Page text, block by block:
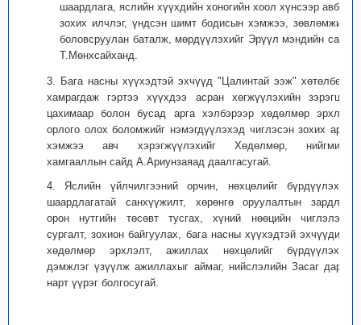
шаардлага, яслийн хүүхдийн хоногийн хоол хүнсээр авбал
зохих илчлэг, үндсэн шимт бодисын хэмжээ, зөвлөмжийг
боловсруулан баталж, мөрдүүлэхийг Эрүүл мэндийн сайд
Т.Мөнхсайханд.
3. Бага насны хүүхэдтэй эхчүүд "Цалинтай ээж" хөтөлбөрт
хамрагдаж гэртээ хүүхдээ асран хөгжүүлэхийн зэрэгцээ
цахимаар болон бусад арга хэлбэрээр хөдөлмөр эрхлэн
орлого олох боломжийг нэмэгдүүлэхэд чиглэсэн зохих арга
хэмжээ авч хэрэгжүүлэхийг Хөдөлмөр, нийгмийн
хамгааллын сайд А.Ариунзаяад даалгасугай.
4. Яслийн үйлчилгээний орчин, нөхцөлийг бүрдүүлэхэд
шаардлагатай санхүүжилт, хөрөнгө оруулалтын зардлыг
орон нутгийн төсөвт тусгах, хүний нөөцийн чиглэлээр
сургалт, зохион байгуулах, бага насны хүүхэдтэй эхчүүдийн
хөдөлмөр эрхлэлт, ажиллах нөхцөлийг бүрдүүлэхэд
дэмжлэг үзүүлж ажиллахыг аймаг, нийслэлийн Засаг дарга
нарт үүрэг болгосугай.